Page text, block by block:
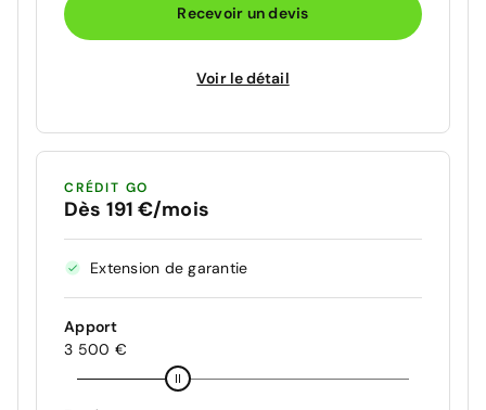
Recevoir un devis
Voir le détail
CRÉDIT GO
Dès 191 €/mois
Extension de garantie
Apport
3 500 €